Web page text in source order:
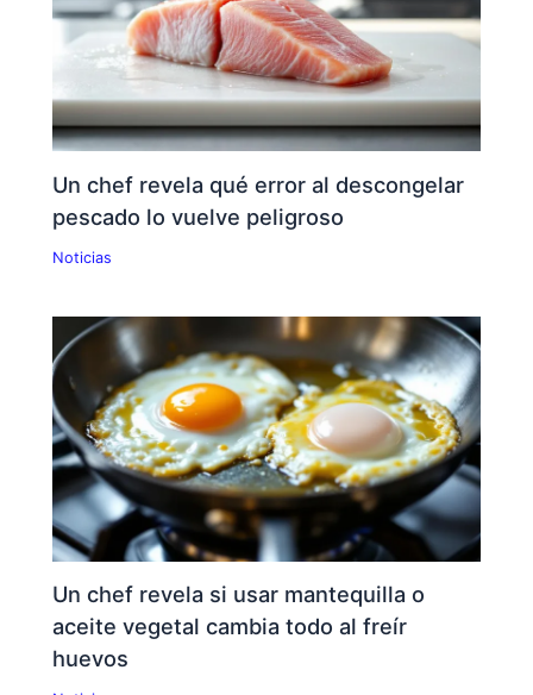
Un chef revela qué error al descongelar
pescado lo vuelve peligroso
Noticias
Un chef revela si usar mantequilla o
aceite vegetal cambia todo al freír
huevos